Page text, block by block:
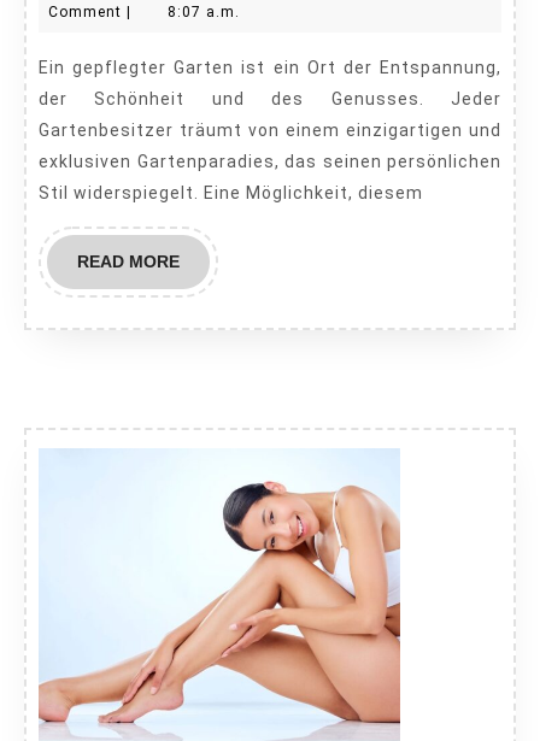
für
ein
17,
Comment | 8:07 a.m.
Ein gepflegter Garten ist ein Ort der Entspannung,
der Schönheit und des Genusses. Jeder
Gartenbesitzer träumt von einem einzigartigen und
exklusiven Gartenparadies, das seinen persönlichen
Stil widerspiegelt. Eine Möglichkeit, diesem
READ MOREREAD
MORE